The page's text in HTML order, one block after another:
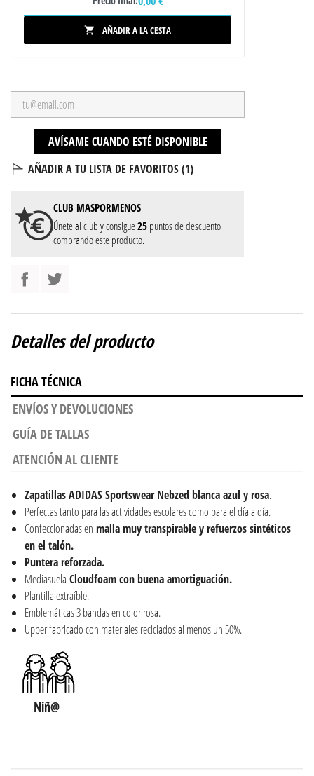
 AÑADIR A LA CESTA
AVÍSAME CUANDO ESTÉ DISPONIBLE
AÑADIR A TU LISTA DE FAVORITOS (1)
CLUB MASPORMENOS
Únete al club y consigue25 puntos de descuento
comprando este producto.
Detalles del producto
FICHA TÉCNICA
ENVÍOS Y DEVOLUCIONES
GUÍA DE TALLAS
ATENCIÓN AL CLIENTE
Zapatillas ADIDAS Sportswear Nebzed blanca azul y rosa.
Perfectas tanto para las actividades escolares como para el día a día.
Confeccionadas en malla muy transpirable y refuerzos sintéticos
en el talón.
Puntera reforzada.
Mediasuela Cloudfoam con buena amortiguación.
Plantilla extraíble.
Emblemáticas 3 bandas en color rosa.
Upper fabricado con materiales reciclados al menos un 50%.
Niñ@